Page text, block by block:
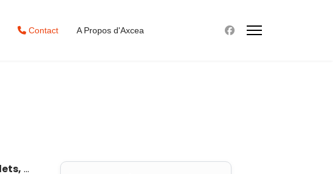
Contact A Propos d'Axcea